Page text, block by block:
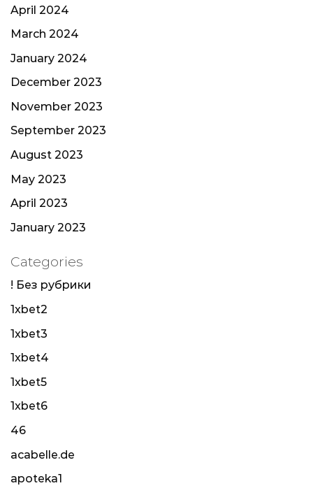
April 2024
March 2024
January 2024
December 2023
November 2023
September 2023
August 2023
May 2023
April 2023
January 2023
Categories
! Без рубрики
1xbet2
1xbet3
1xbet4
1xbet5
1xbet6
46
acabelle.de
apoteka1